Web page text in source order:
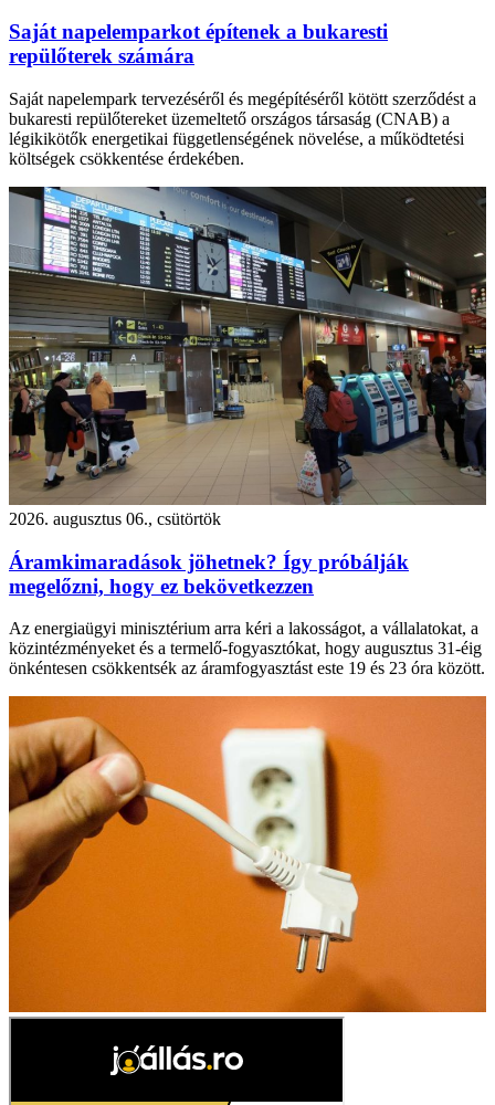
Saját napelemparkot építenek a bukaresti
repülőterek számára
Saját napelempark tervezéséről és megépítéséről kötött szerződést a
bukaresti repülőtereket üzemeltető országos társaság (CNAB) a
légikikötők energetikai függetlenségének növelése, a működtetési
költségek csökkentése érdekében.
2026. augusztus 06., csütörtök
Áramkimaradások jöhetnek? Így próbálják
megelőzni, hogy ez bekövetkezzen
Az energiaügyi minisztérium arra kéri a lakosságot, a vállalatokat, a
közintézményeket és a termelő-fogyasztókat, hogy augusztus 31-éig
önkéntesen csökkentsék az áramfogyasztást este 19 és 23 óra között.